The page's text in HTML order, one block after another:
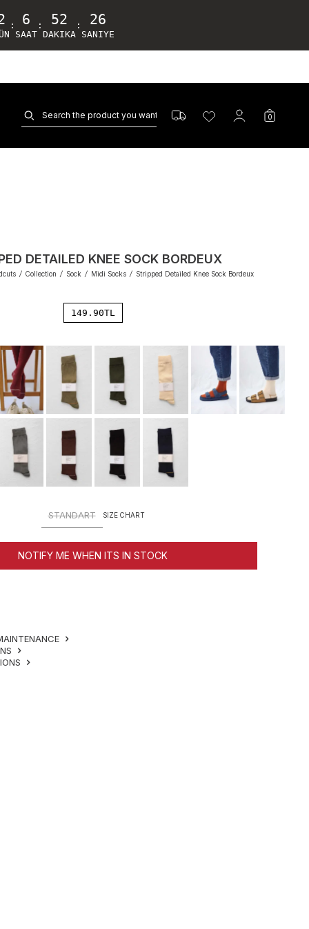
: 6
SAAT
: 52
DAKIKA
: 25
SANIYE
0
DETAILED KNEE SOCK BORDEUX
/ Collection / Sock / Midi Socks / Stripped Detailed Knee Sock Bordeux
149.90TL
STANDART SIZE CHART
NOTIFY ME WHEN ITS IN STOCK